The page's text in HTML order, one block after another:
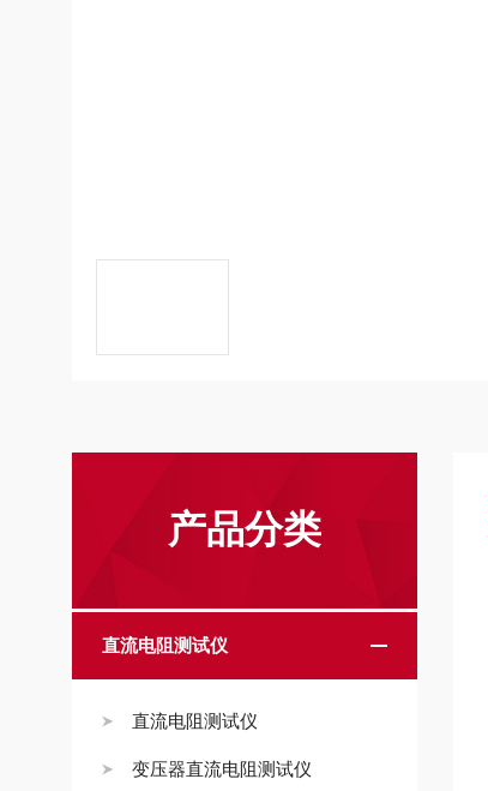
产品分类
直流电阻测试仪
直流电阻测试仪
变压器直流电阻测试仪